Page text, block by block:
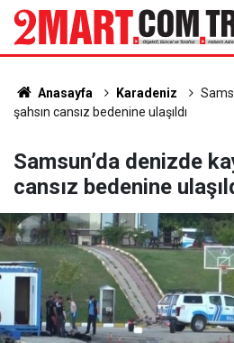
Anasayfa Karadeniz
şahsın cansız bedenine ulaşıldı
Samsun’da denizde
cansız bedenine